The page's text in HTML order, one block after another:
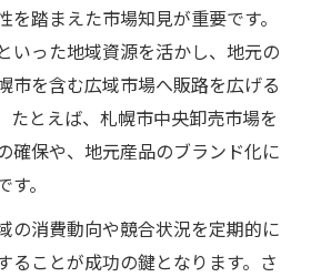
踏まえた市場知見が重要です。
いった地域資源を活かし、地元の
市を含む広域市場へ販路を広げる
たとえば、札幌市中央卸売市場を
確保や、地元産品のブランド化に
。
の消費動向や競合状況を定期的に
ることが成功の鍵となります。さ